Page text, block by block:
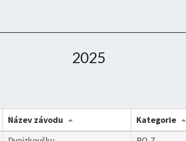
2025
Název závodu Kategorie